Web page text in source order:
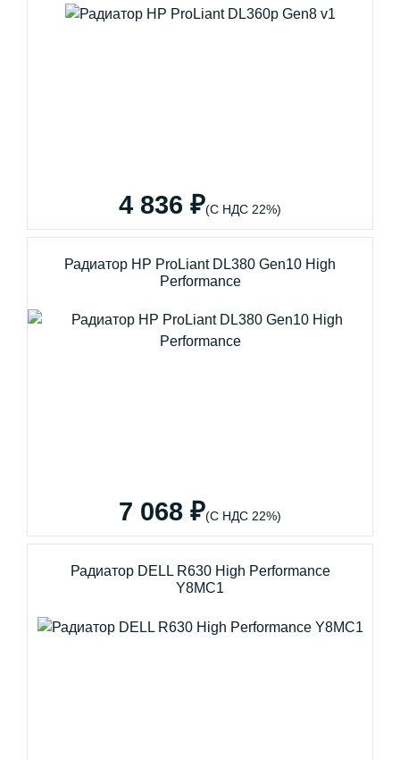
4 836 ₽(С НДС 22%)
Радиатор HP ProLiant DL380 Gen10 High
Performance
7 068 ₽(С НДС 22%)
Радиатор DELL R630 High Performance
Y8MC1